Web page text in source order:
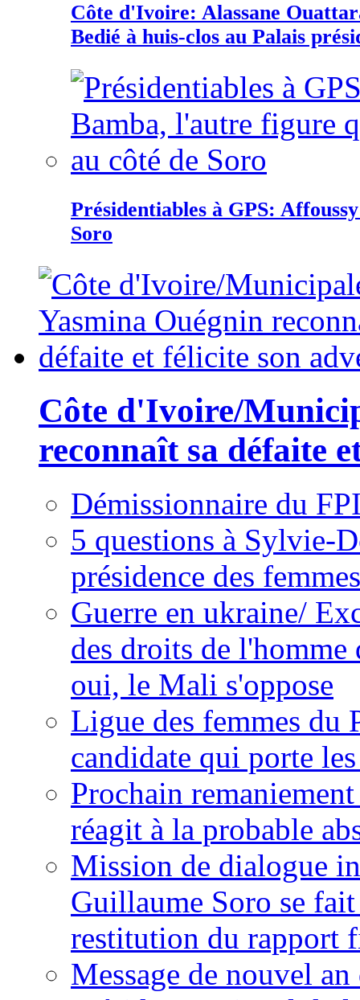
Côte d'Ivoire: Alassane
Bedié à huis-clos au Palais
Présidentiables à GPS:
Soro
Côte d'Ivoire/
reconnaît sa défaite
Démissionnaire du
5 questions à Sylvie-
présidence des
Guerre en ukraine/
des droits de
oui, le Mali s'oppose
Ligue des femmes du
candidate qui porte
Prochain
réagit à la probable
Mission de dialogue
Guillaume Soro se
restitution du rapport
Message de nouvel